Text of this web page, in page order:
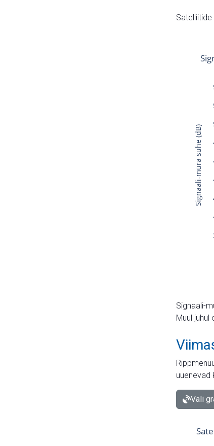
Signaali-
Muul juhul
uuenevad
Vali